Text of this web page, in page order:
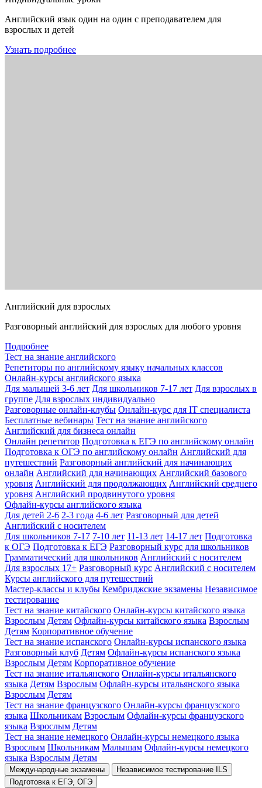
Английский язык один на один с преподавателем для
взрослых и детей
Узнать подробнее
Английский для взрослых
Разговорный английский для взрослых для любого уровня
Подробнее
Тест на знание английского
Репетиторы по английскому языку начальных классов
Онлайн-курсы английского языка
Для малышей 3-6 лет Для школьников 7-17 лет Для взрослых в
группе Для взрослых индивидуально
Разговорные онлайн-клубы Онлайн-курс для IT специалиста
Бесплатные вебинары Тест на знание английского
Английский для бизнеса онлайн
Онлайн репетитор Подготовка к ЕГЭ по английскому онлайн
Подготовка к ОГЭ по английскому онлайн Английский для
путешествий Разговорный английский для начинающих
онлайн Английский для начинающих Английский базового
уровня Английский для продолжающих Английский среднего
уровня Английский продвинутого уровня
Офлайн-курсы английского языка
Для детей 2-6 2-3 года 4-6 лет Разговорный для детей
Английский с носителем
Для школьников 7-17 7-10 лет 11-13 лет 14-17 лет Подготовка
к ОГЭ Подготовка к ЕГЭ Разговорный курс для школьников
Грамматический для школьников Английский с носителем
Для взрослых 17+ Разговорный курс Английский с носителем
Курсы английского для путешествий
Мастер-классы и клубы Кембриджские экзамены Независимое
тестирование
Тест на знание китайского Онлайн-курсы китайского языка
Взрослым Детям Офлайн-курсы китайского языка Взрослым
Детям Корпоративное обучение
Тест на знание испанского Онлайн-курсы испанского языка
Разговорный клуб Детям Офлайн-курсы испанского языка
Взрослым Детям Корпоративное обучение
Тест на знание итальянского Онлайн-курсы итальянского
языка Детям Взрослым Офлайн-курсы итальянского языка
Взрослым Детям
Тест на знание французского Онлайн-курсы французского
языка Школьникам Взрослым Офлайн-курсы французского
языка Взрослым Детям
Тест на знание немецкого Онлайн-курсы немецкого языка
Взрослым Школьникам Малышам Офлайн-курсы немецкого
языка Взрослым Детям
Международные экзамены
Независимое тестирование ILS
Подготовка к ЕГЭ, ОГЭ